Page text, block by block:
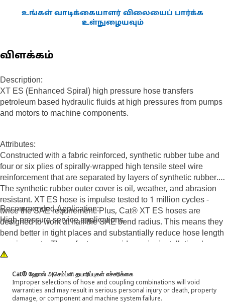
உங்கள் வாடிக்கையாளர் விலையைப் பார்க்க
உள்நுழையவும்
விளக்கம்
Description:
XT ES (Enhanced Spiral) high pressure hose transfers
petroleum based hydraulic fluids at high pressures from pumps
and motors to machine components.
Attributes:
Constructed with a fabric reinforced, synthetic rubber tube and
four or six plies of spirally-wrapped high tensile steel wire
reinforcement that are separated by layers of synthetic rubber.
The synthetic rubber outer cover is oil, weather, and abrasion
resistant. XT ES hose is impulse tested to 1 million cycles -
twice the SAE requirement. Plus, Cat® XT ES hoses are
designed to work at half the SAE bend radius. This means they
bend better in tight places and substantially reduce hose length
requirements. These features provide easier installation, long
life and excellent dependability.
Recommended Application:
High-pressure service applications.
Cat® ஹோஸ் அசெம்ப்ளி தயாரிப்புகள் எச்சரிக்கை
Improper selections of hose and coupling combinations will void
warranties and may result in serious personal injury or death, property
damage, or component and machine system failure.